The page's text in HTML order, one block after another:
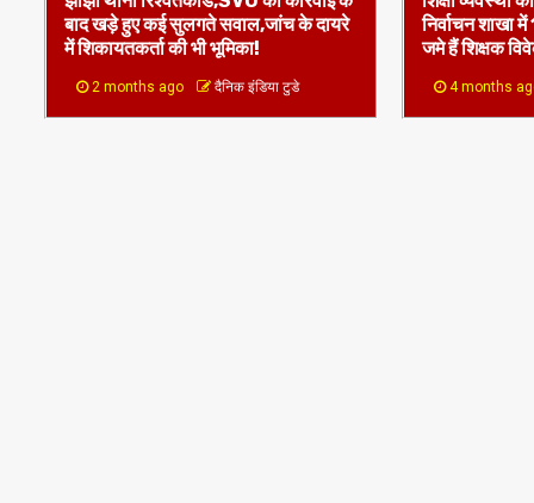
2 months ago दैनिक इंडिया टुडे 4 months